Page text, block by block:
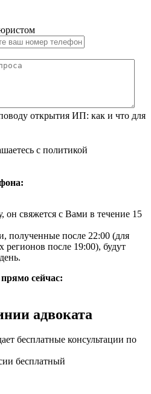
открытия ИП: как и что для
с политикой
свяжется с Вами в течение 15
полученные после 22:00 (для
после 19:00), будут
сейчас:
адвоката
бесплатные консультации по
бесплатный